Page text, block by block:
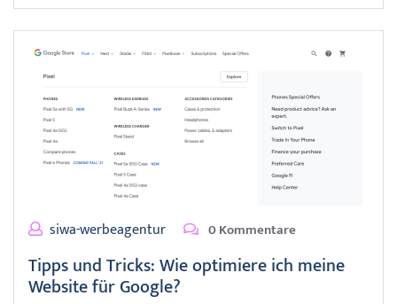
siwa-werbeagentur 0 Kommentare
Tipps und Tricks: Wie optimiere ich meine
Website für Google?